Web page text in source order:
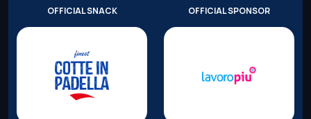
OFFICIAL SNACK OFFICIAL SPONSOR